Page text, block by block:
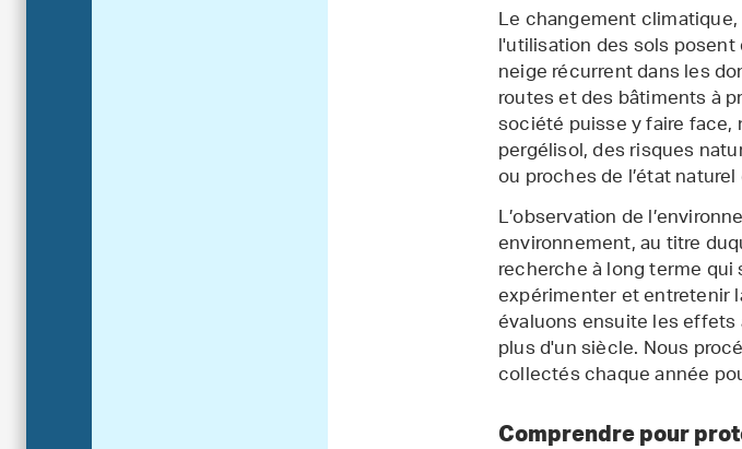
Le changement
l'utilisation des sols
neige récurrent dans les
routes et des bâtiments à
société puisse y faire face,
pergélisol, des risques
ou proches de l’état
L’observation de
environnement, au titre
recherche à long terme
expérimenter et entretenir
évaluons ensuite les
plus d'un siècle. Nous
collectés chaque année
Comprendre pour